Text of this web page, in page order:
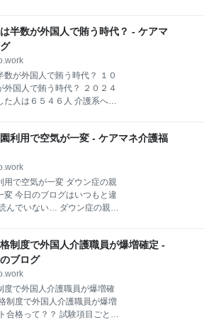
民民主党は8日、次の衆議院
Joint編集部】 持続的な賃上
倍増といった柱を掲げ
もならないくらい具合が悪く
身元引受の民間サービスもあ
護福祉士的に措置時代復活
ない… それもそれで人権問題
… 【公式】ケアマネ介護福祉
グのお知らせ⇓⇓ 「高齢女性
の調査（2020年）では、男性
、女性は約441万人です。
改めて驚き
半数が外国人で賄う時代？ - ケアマ
数が外国人で賄う時代？ １０
国人で賄う時代？ ２０２４
た人は６５４６人 介護系への
は幻想… 日本人は全く見向き
中途の職員は他業種から入
国人の受け入れ態勢は万端…
祉士的に国がそれで介護人材
ているのは明白だから… じゃ
われる能力は… スペシャリス
専門学校など介護福祉士の
護福祉士養成施設協会」は
動向などを公式サイトで発表
利用で空気が一変 - ケアマネ介護福
用で空気が一変 ダウン症の親
変 今日のブログはいつもと違
んでいない… ダウン症の親子
話しは変わるけど… 【公式】
別や区別は良くないけど住
はもしかして必要なのかな…
らせ⇓⇓ 厚生労働省の今年１
や世話を担う18歳未満の子ど
いて、小学６年生の6.5％が
制度で外国人介護職員が爆増確定 -
ブログ
度で外国人介護職員が爆増確
制度で外国人介護職員が爆増
合格って？？ 試験項目ごとに